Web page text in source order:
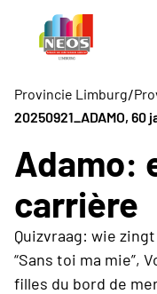
Provincie Limburg/
20250921_ADAMO, 60
Adamo:
carrière
Quizvraag: wie
“Sans toi ma mie”,
filles du bord de